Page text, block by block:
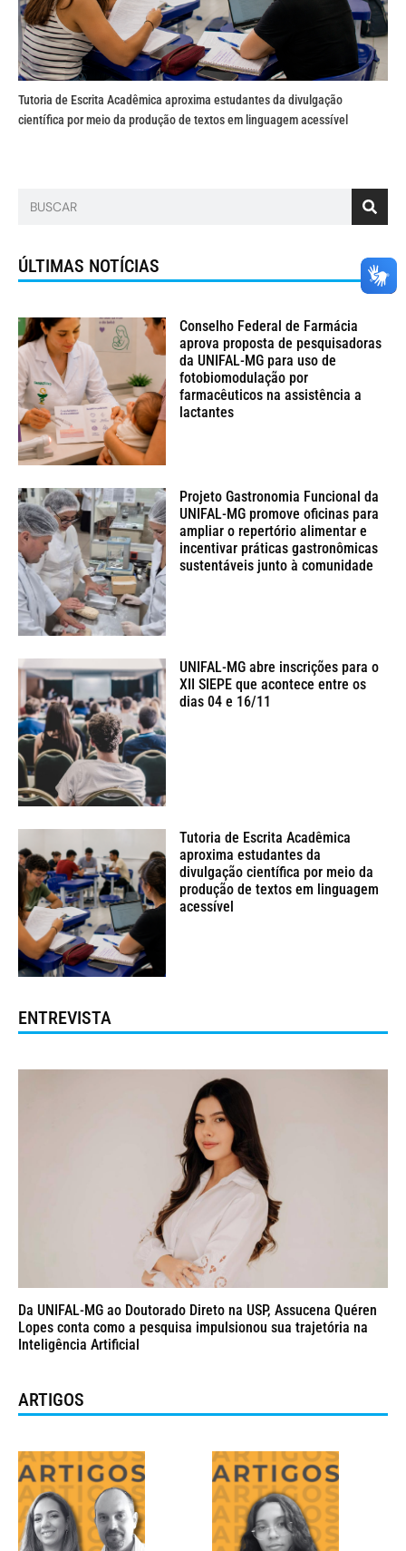
Tutoria de Escrita Acadêmica aproxima estudantes da divulgação
científica por meio da produção de textos em linguagem acessível
ÚLTIMAS NOTÍCIAS
Conselho Federal de Farmácia
aprova proposta de pesquisadoras
da UNIFAL-MG para uso de
fotobiomodulação por
farmacêuticos na assistência a
lactantes
Projeto Gastronomia Funcional da
UNIFAL-MG promove oficinas para
ampliar o repertório alimentar e
incentivar práticas gastronômicas
sustentáveis junto à comunidade
UNIFAL-MG abre inscrições para o
XII SIEPE que acontece entre os
dias 04 e 16/11
Tutoria de Escrita Acadêmica
aproxima estudantes da
divulgação científica por meio da
produção de textos em linguagem
acessível
ENTREVISTA
Da UNIFAL-MG ao Doutorado Direto na USP, Assucena Quéren
Lopes conta como a pesquisa impulsionou sua trajetória na
Inteligência Artificial
ARTIGOS